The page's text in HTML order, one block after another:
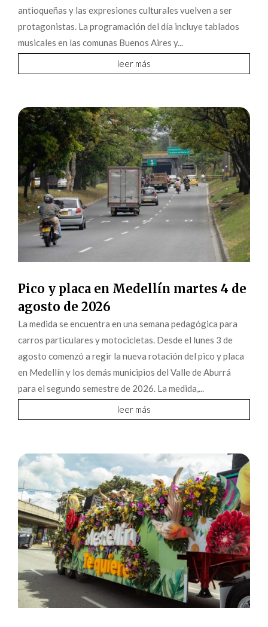
antioqueñas y las expresiones culturales vuelven a ser
protagonistas. La programación del día incluye tablados
musicales en las comunas Buenos Aires y...
leer más
Pico y placa en Medellín martes 4 de
agosto de 2026
La medida se encuentra en una semana pedagógica para
carros particulares y motocicletas. Desde el lunes 3 de
agosto comenzó a regir la nueva rotación del pico y placa
en Medellín y los demás municipios del Valle de Aburrá
para el segundo semestre de 2026. La medida,...
leer más